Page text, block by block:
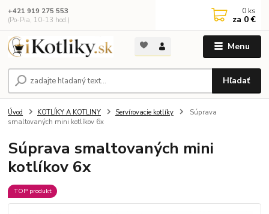
Menu
Hľadať
+421 919 275 553
(Po-Pia, 10-13 hod.)
0 ks
za 0 €
Úvod KOTLÍKY A KOTLINY Servírovacie kotlíky
Súprava
smaltovaných mini kotlíkov 6x
Súprava smaltovaných mini
kotlíkov 6x
TOP produkt